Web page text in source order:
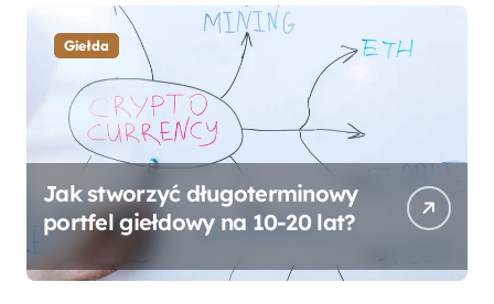
Giełda
Jak stworzyć długoterminowy
portfel giełdowy na 10-20 lat?